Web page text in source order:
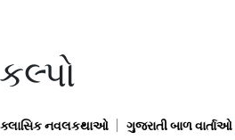
ક્લાસિક નવલકથાઓ ગુજરાતી બાળ વાર્તાઓ